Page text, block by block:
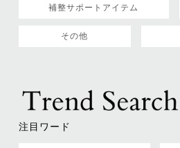
補整サポートアイテム
その他
注目ワード